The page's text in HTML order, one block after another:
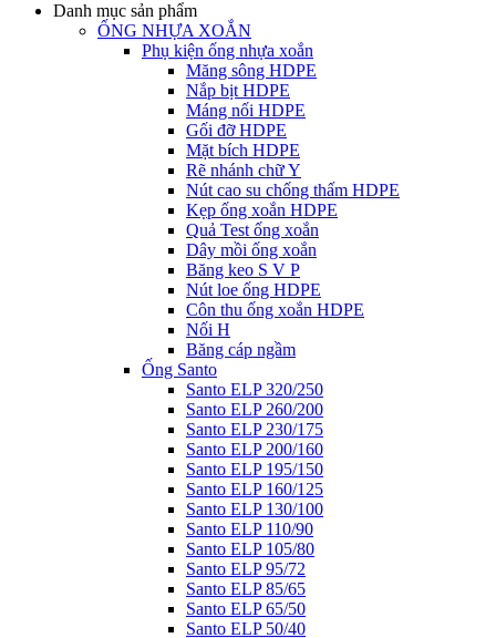
Danh mục sản phẩm
ỐNG NHỰA XOẮN
Phụ kiện ống nhựa xoắn
Măng sông HDPE
Nắp bịt HDPE
Máng nối HDPE
Gối đỡ HDPE
Mặt bích HDPE
Rẽ nhánh chữ Y
Nút cao su chống thấm HDPE
Kẹp ống xoắn HDPE
Quả Test ống xoắn
Dây mồi ống xoắn
Băng keo S V P
Nút loe ống HDPE
Côn thu ống xoắn HDPE
Nối H
Băng cáp ngầm
Ống Santo
Santo ELP 320/250
Santo ELP 260/200
Santo ELP 230/175
Santo ELP 200/160
Santo ELP 195/150
Santo ELP 160/125
Santo ELP 130/100
Santo ELP 110/90
Santo ELP 105/80
Santo ELP 95/72
Santo ELP 85/65
Santo ELP 65/50
Santo ELP 50/40